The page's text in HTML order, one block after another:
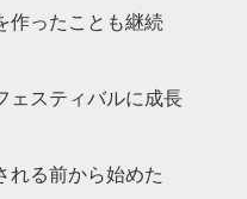
作ったことも継続
ェスティバルに成長
れる前から始めた